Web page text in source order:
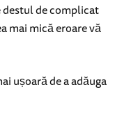
destul de complicat
mai mică eroare vă
ușoară de a adăuga